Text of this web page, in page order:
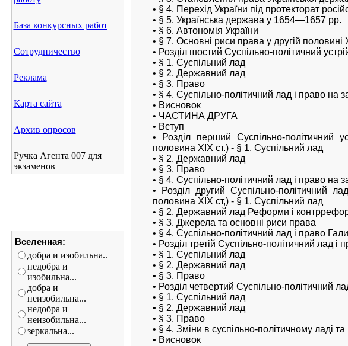
База конкурсных работ
Сотрудничество
Реклама
Карта сайта
Архив опросов
Ручка Агента 007 для
экзаменов
Вселенная:
добра и изобильна..
недобра и
изобильна...
добра и
неизобильна...
недобра и
неизобильна...
зеркальна...
• § 4. Перехід України під протекторат
• § 5. Українська держава у 1654—1657 pp.
• § 6. Автономія України
• § 7. Основні риси права у другій половині
• Розділ шостий Суспільно-політичний
• § 1. Суспільний лад
• § 2. Державний лад
• § 3. Право
• § 4. Суспільно-політичний лад і право на
• Висновок
• ЧАСТИНА ДРУГА
• Вступ
• Розділ перший Суспільно-політичний
половина XIX ст.) - § 1. Суспільний лад
• § 2. Державний лад
• § 3. Право
• § 4. Суспільно-політичний лад і право на
• Розділ другий Суспільно-політичний
половина XIX ст,) - § 1. Суспільний лад
• § 2. Державний лад Реформи і
• § 3. Джерела та основні риси права
• § 4. Суспільно-політичний лад і право
• Розділ третій Суспільно-політичний лад
• § 1. Суспільний лад
• § 2. Державний лад
• § 3. Право
• Розділ четвертий Суспільно-політичний
• § 1. Суспільний лад
• § 2. Державний лад
• § 3. Право
• § 4. Зміни в суспільно-політичному ладі
• Висновок